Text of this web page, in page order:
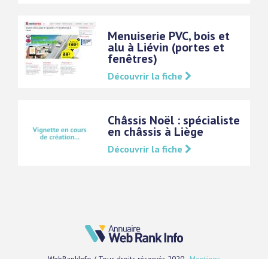
Menuiserie PVC, bois et
alu à Liévin (portes et
fenêtres)
Découvrir la fiche
Châssis Noël : spécialiste
en châssis à Liège
Découvrir la fiche